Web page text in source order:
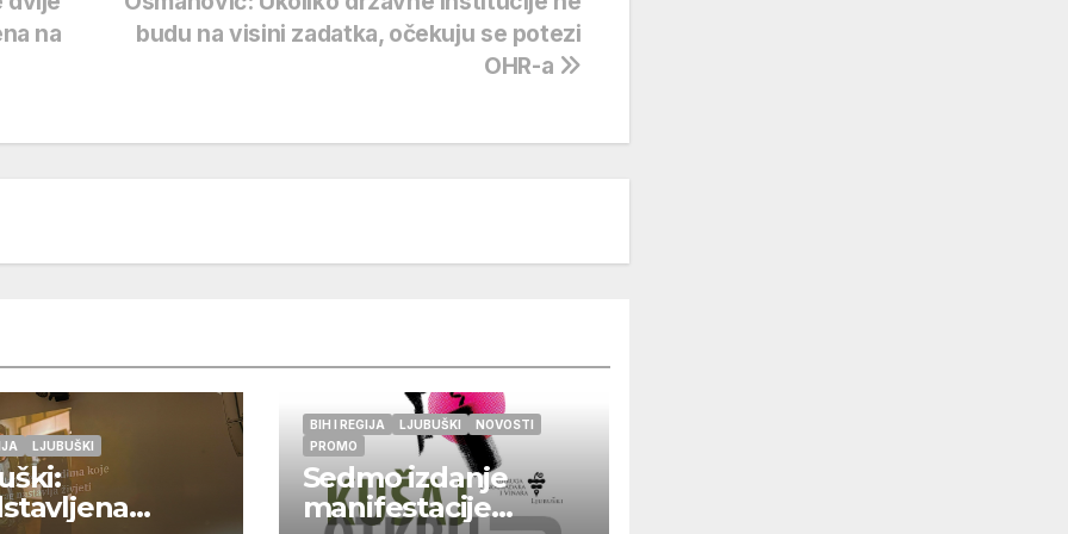
budu na visini zadatka, očekuju se potezi
OHR-a
na
LJUBUŠKI
BIH I REGIJA LJUBUŠKI
NOVOSTI
PROMO
Sedmo izdanje
manifestacije